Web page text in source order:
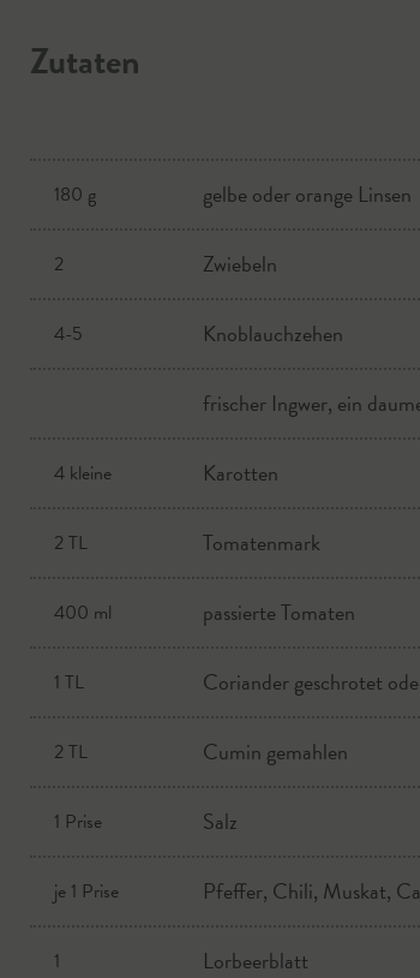
Zutaten
180 g gelbe oder orange Linsen
2 Zwiebeln
4-5 Knoblauchzehen
frischer Ingwer, ein
4 kleine Karotten
2 TL Tomatenmark
400 ml passierte Tomaten
1 TL Coriander geschrotet
2 TL Cumin gemahlen
1 Prise Salz
je 1 Prise Pfeffer, Chili, Muskat,
1 Lorbeerblatt